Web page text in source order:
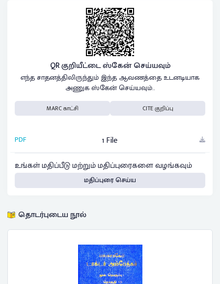
QR குறியீட்டை ஸ்கேன் செய்யவும்
எந்த சாதனத்திலிருந்தும் இந்த ஆவணத்தை உடனடியாக
அணுக ஸ்கேன் செய்யவும்..
MARC காட்சி CITE குறிப்பு
PDF
1 File
உங்கள் மதிப்பீடு மற்றும் மதிப்புரைகளை வழங்கவும்
மதிப்புரை செய்ய
தொடர்புடைய நூல்